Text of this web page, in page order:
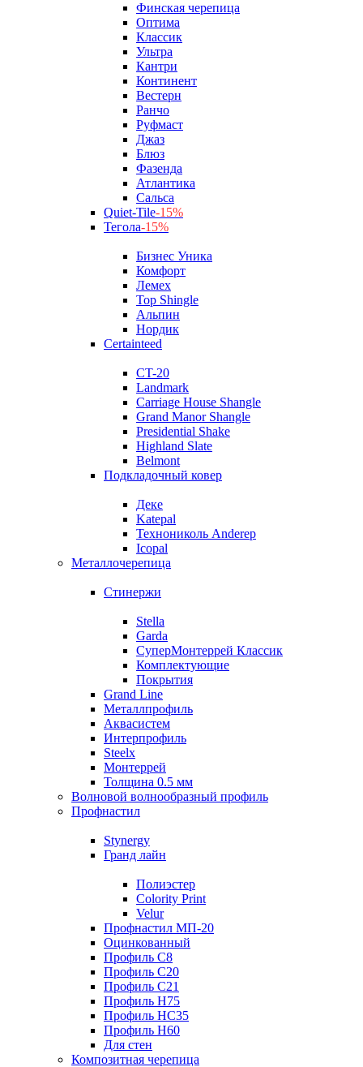
Финская черепица
Оптима
Классик
Ультра
Кантри
Континент
Вестерн
Ранчо
Руфмаст
Джаз
Блюз
Фазенда
Атлантика
Сальса
Quiet-Tile-15%
Тегола-15%
Бизнес Уника
Комфорт
Лемех
Top Shingle
Альпин
Нордик
Certainteed
CT-20
Landmark
Carriage House Shangle
Grand Manor Shangle
Presidential Shake
Highland Slate
Belmont
Подкладочный ковер
Деке
Katepal
Технониколь Anderep
Icopal
Металлочерепица
Стинержи
Stella
Garda
СуперМонтеррей Классик
Комплектующие
Покрытия
Grand Line
Металлпрофиль
Аквасистем
Интерпрофиль
Steelx
Монтеррей
Толщина 0.5 мм
Волновой волнообразный профиль
Профнастил
Stynergy
Гранд лайн
Полиэстер
Colority Print
Velur
Профнастил МП-20
Оцинкованный
Профиль С8
Профиль С20
Профиль С21
Профиль Н75
Профиль НС35
Профиль Н60
Для стен
Композитная черепица